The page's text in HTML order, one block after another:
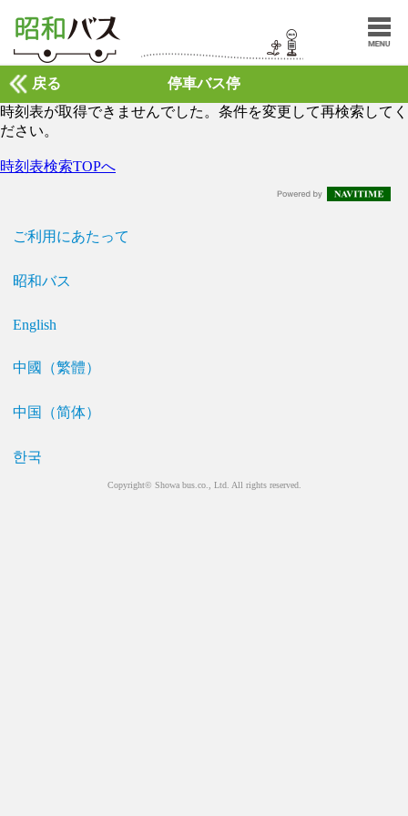
停車バス停
戻る
時刻表が取得できませんでした。条件を変更して再検索してく
ださい。
時刻表検索TOPへ
ご利用にあたって
昭和バス
English
中國（繁體）
中国（简体）
한국
Copyright© Showa bus.co., Ltd. All rights reserved.